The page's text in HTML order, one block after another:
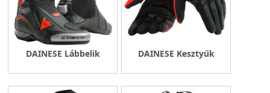
DAINESE Lábbelik DAINESE Kesztyűk